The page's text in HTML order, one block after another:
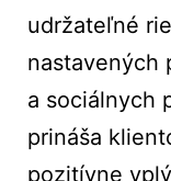
udržateľné
nastavených
a sociálnych
prináša
pozitívne